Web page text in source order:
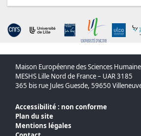
Maison Européenne des Sciences
MESHS Lille Nord de France – UAR 3185
365 bis rue Jules Guesde, 59650
Accessibilité : non conforme
Plan du site
Mentions légales